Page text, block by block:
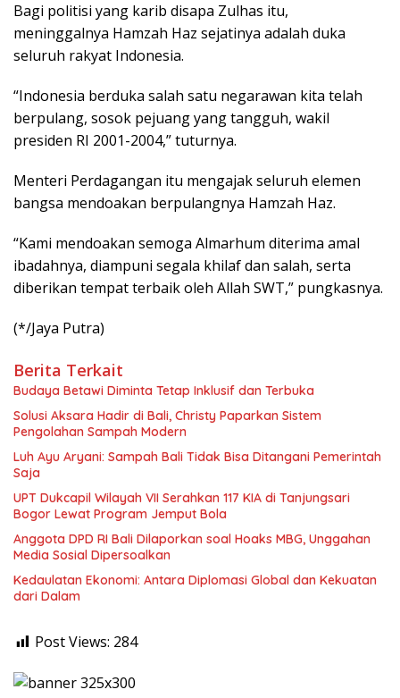
Bagi politisi yang karib disapa Zulhas itu,
meninggalnya Hamzah Haz sejatinya adalah duka
seluruh rakyat Indonesia.
“Indonesia berduka salah satu negarawan kita telah
berpulang, sosok pejuang yang tangguh, wakil
presiden RI 2001-2004,” tuturnya.
Menteri Perdagangan itu mengajak seluruh elemen
bangsa mendoakan berpulangnya Hamzah Haz.
“Kami mendoakan semoga Almarhum diterima amal
ibadahnya, diampuni segala khilaf dan salah, serta
diberikan tempat terbaik oleh Allah SWT,” pungkasnya.
(*/Jaya Putra)
Berita Terkait
Budaya Betawi Diminta Tetap Inklusif dan Terbuka
Solusi Aksara Hadir di Bali, Christy Paparkan Sistem
Pengolahan Sampah Modern
Luh Ayu Aryani: Sampah Bali Tidak Bisa Ditangani Pemerintah
Saja
UPT Dukcapil Wilayah VII Serahkan 117 KIA di Tanjungsari
Bogor Lewat Program Jemput Bola
Anggota DPD RI Bali Dilaporkan soal Hoaks MBG, Unggahan
Media Sosial Dipersoalkan
Kedaulatan Ekonomi: Antara Diplomasi Global dan Kekuatan
dari Dalam
Post Views: 284